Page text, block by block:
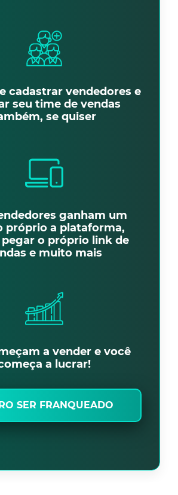
cadastrar vendedores e
seu time de vendas
se quiser
ganham um
próprio a plataforma,
o próprio link de
e muito mais
a vender e você
a lucrar!
SER FRANQUEADO